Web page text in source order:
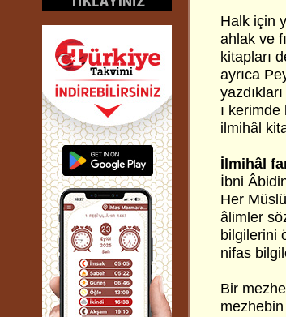
Halk için
ahlak ve
kitapları
ayrıca
ı
ilmihâl
İlmihâl
İbni
Her
âlimler
bilgilerini
nifas
Bir
mezhebin